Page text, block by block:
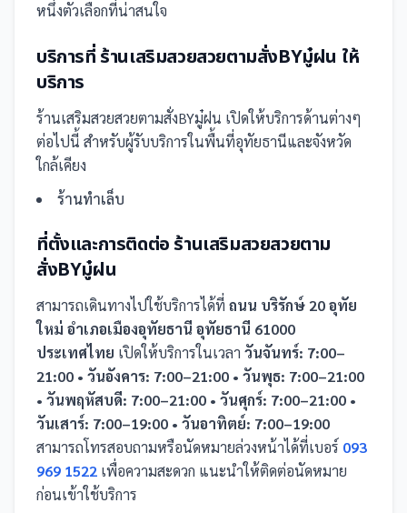
หนึ่งตัวเลือกที่น่าสนใจ
บริการที่ ร้านเสริมสวยสวยตามสั่งBYมู๋ฝน ให้
บริการ
ร้านเสริมสวยสวยตามสั่งBYมู๋ฝน เปิดให้บริการด้านต่างๆ
ต่อไปนี้ สำหรับผู้รับบริการในพื้นที่อุทัยธานีและจังหวัด
ใกล้เคียง
ร้านทำเล็บ
ที่ตั้งและการติดต่อ ร้านเสริมสวยสวยตาม
สั่งBYมู๋ฝน
สามารถเดินทางไปใช้บริการได้ที่ ถนน บริรักษ์ 20 อุทัย
ใหม่ อำเภอเมืองอุทัยธานี อุทัยธานี 61000
ประเทศไทย เปิดให้บริการในเวลา วันจันทร์: 7:00–
21:00 • วันอังคาร: 7:00–21:00 • วันพุธ: 7:00–21:00
• วันพฤหัสบดี: 7:00–21:00 • วันศุกร์: 7:00–21:00 •
วันเสาร์: 7:00–19:00 • วันอาทิตย์: 7:00–19:00
สามารถโทรสอบถามหรือนัดหมายล่วงหน้าได้ที่เบอร์ 093
969 1522 เพื่อความสะดวก แนะนำให้ติดต่อนัดหมาย
ก่อนเข้าใช้บริการ